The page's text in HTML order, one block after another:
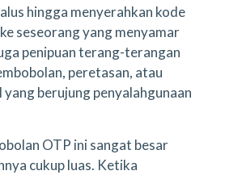
hingga menyerahkan kode
seseorang yang menyamar
penipuan terang-terangan
peretasan, atau
yang berujung penyalahgunaan
OTP ini sangat besar
cukup luas. Ketika